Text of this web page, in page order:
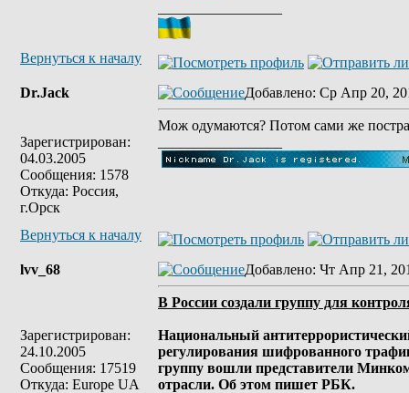
Вернуться к началу
Dr.Jack
Зарегистрирован:
04.03.2005
Сообщения: 1578
Откуда: Россия,
г.Орск
Добавлено: Ср Апр 20,
Мож одумаются? Потом сами же
Вернуться к началу
lvv_68
Зарегистрирован:
24.10.2005
Сообщения: 17519
Откуда: Europe UA
Добавлено: Чт Апр 21,
В России создали группу для
Национальный
регулирования шифрованного
группу вошли представители
отрасли. Об этом пишет РБК.